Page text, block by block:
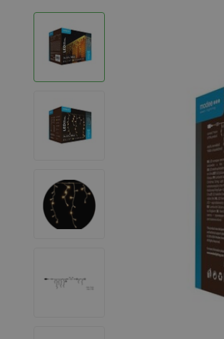
LED High Bay lampen
LED Buitenverlichting
Installatiemateriaal
Mega Sale
Verduurzaming